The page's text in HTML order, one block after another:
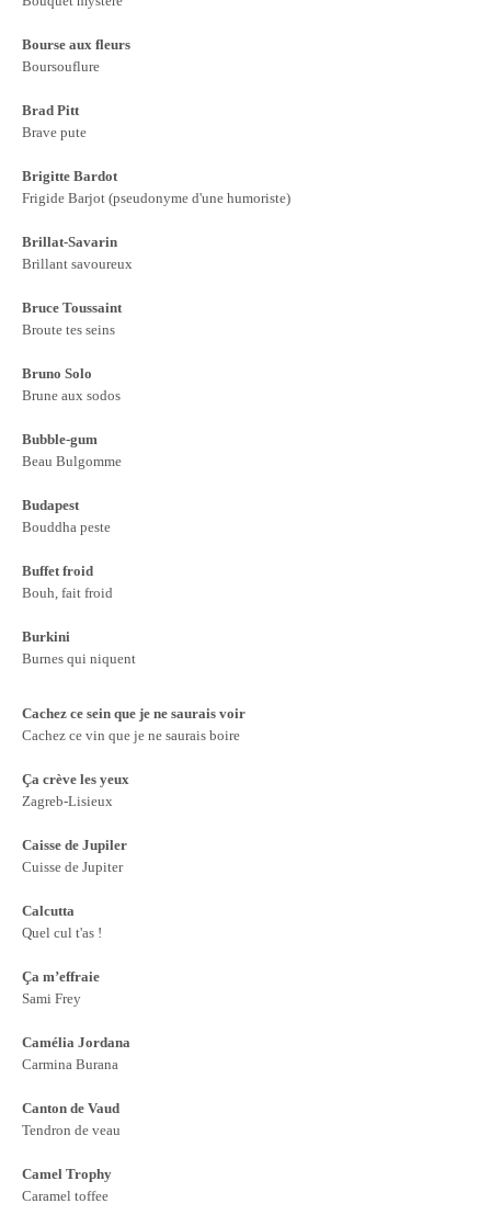
Bourse aux fleurs
Boursouflure
Brad Pitt
Brave pute
Brigitte Bardot
Frigide Barjot (pseudonyme d'une humoriste)
Brillat-Savarin
Brillant savoureux
Bruce Toussaint
Broute tes seins
Bruno Solo
Brune aux sodos
Bubble-gum
Beau Bulgomme
Budapest
Bouddha peste
Buffet froid
Bouh, fait froid
Burkini
Burnes qui niquent
Cachez ce sein que je ne saurais voir
Cachez ce vin que je ne saurais boire
Ça crève les yeux
Zagreb-Lisieux
Caisse de Jupiler
Cuisse de Jupiter
Calcutta
Quel cul t'as !
Ça m’effraie
Sami Frey
Camélia Jordana
Carmina Burana
Canton de Vaud
Tendron de veau
Camel Trophy
Caramel toffee